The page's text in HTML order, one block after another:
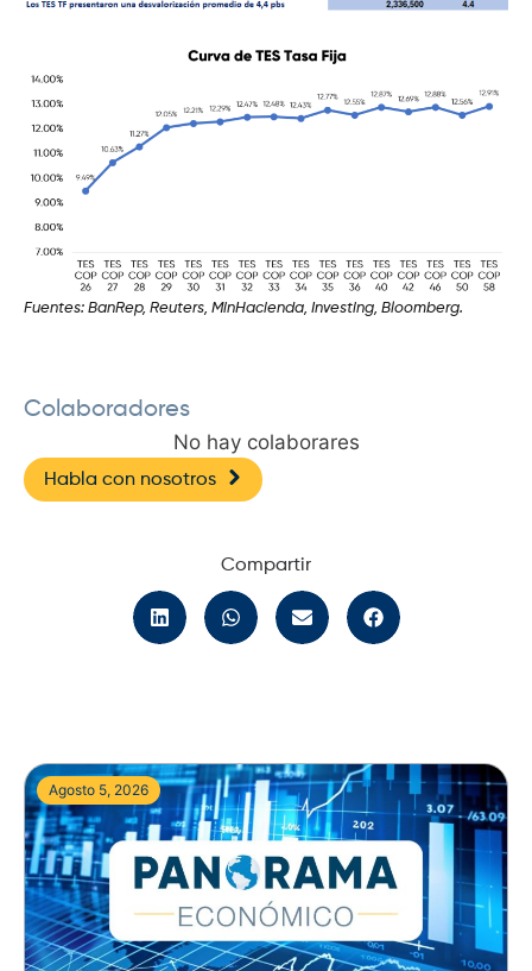
Fuentes: BanRep, Reuters, MinHacienda, Investing, Bloomberg.
Colaboradores
No hay colaborares
Habla con nosotros
Compartir
Agosto 5, 2026